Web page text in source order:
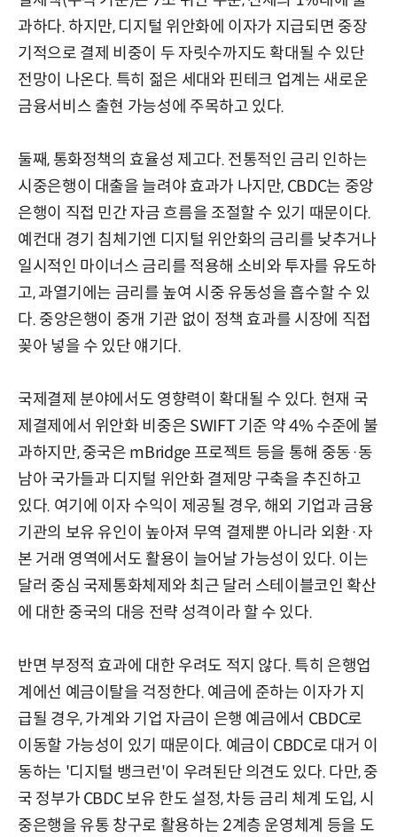
과하다. 하지만, 디지털 위안화에 이자가 지급되면 중장
기적으로 결제 비중이 두 자릿수까지도 확대될 수 있단
전망이 나온다. 특히 젊은 세대와 핀테크 업계는 새로운
금융서비스 출현 가능성에 주목하고 있다.
둘째, 통화정책의 효율성 제고다. 전통적인 금리 인하는
시중은행이 대출을 늘려야 효과가 나지만, CBDC는 중앙
은행이 직접 민간 자금 흐름을 조절할 수 있기 때문이다.
예컨대 경기 침체기엔 디지털 위안화의 금리를 낮추거나
일시적인 마이너스 금리를 적용해 소비와 투자를 유도하
고, 과열기에는 금리를 높여 시중 유동성을 흡수할 수 있
다. 중앙은행이 중개 기관 없이 정책 효과를 시장에 직접
꽂아 넣을 수 있단 얘기다.
국제결제 분야에서도 영향력이 확대될 수 있다. 현재 국
제결제에서 위안화 비중은 SWIFT 기준 약 4% 수준에 불
과하지만, 중국은 mBridge 프로젝트 등을 통해 중동·동
남아 국가들과 디지털 위안화 결제망 구축을 추진하고
있다. 여기에 이자 수익이 제공될 경우, 해외 기업과 금융
기관의 보유 유인이 높아져 무역 결제뿐 아니라 외환·자
본 거래 영역에서도 활용이 늘어날 가능성이 있다. 이는
달러 중심 국제통화체제와 최근 달러 스테이블코인 확산
에 대한 중국의 대응 전략 성격이라 할 수 있다.
반면 부정적 효과에 대한 우려도 적지 않다. 특히 은행업
계에선 예금이탈을 걱정한다. 예금에 준하는 이자가 지
급될 경우, 가계와 기업 자금이 은행 예금에서 CBDC로
이동할 가능성이 있기 때문이다. 예금이 CBDC로 대거 이
동하는 '디지털 뱅크런'이 우려된단 의견도 있다. 다만, 중
국 정부가 CBDC 보유 한도 설정, 차등 금리 체계 도입, 시
중은행을 유통 창구로 활용하는 2계층 운영체계 등을 도